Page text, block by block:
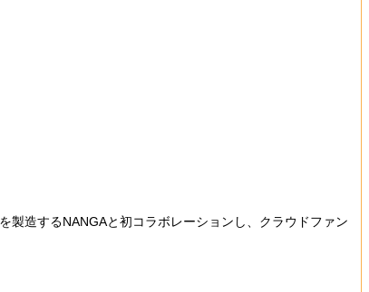
造するNANGAと初コラボレーションし、クラウドファン